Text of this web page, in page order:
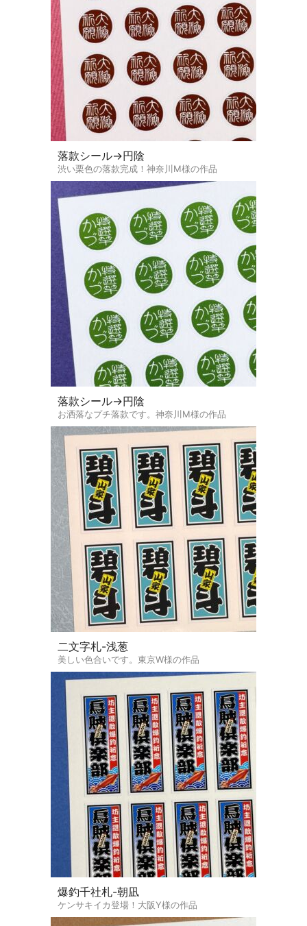
落款シール→円陰
渋い栗色の落款完成！神奈川M様の作品
落款シール→円陰
お洒落なプチ落款です。神奈川M様の作品
二文字札-浅葱
美しい色合いです。東京W様の作品
爆釣千社札-朝凪
ケンサキイカ登場！大阪Y様の作品